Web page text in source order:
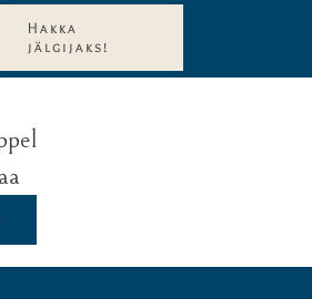
Hakka
jälgijaks!